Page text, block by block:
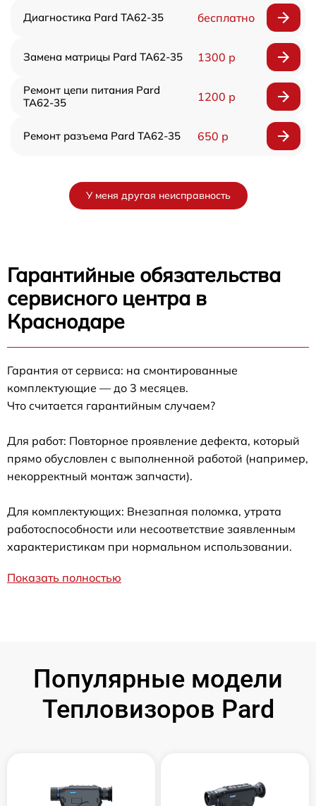
Диагностика Pard TA62-35 бесплатно
Замена матрицы Pard TA62-35 1300 р
Ремонт цепи питания Pard
TA62-35
1200 р
Ремонт разъема Pard TA62-35 650 р
У меня другая неисправность
Гарантийные обязательства
сервисного центра в
Краснодаре
Гарантия от сервиса: на смонтированные
комплектующие — до 3 месяцев.
Что считается гарантийным случаем?
Для работ: Повторное проявление дефекта, который
прямо обусловлен с выполненной работой (например,
некорректный монтаж запчасти).
Для комплектующих: Внезапная поломка, утрата
работоспособности или несоответствие заявленным
характеристикам при нормальном использовании.
Показать полностью
Популярные модели
Тепловизоров Pard